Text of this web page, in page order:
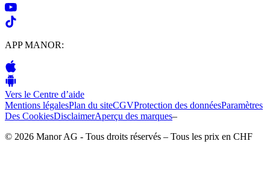
APP MANOR:
Vers le Centre d’aide
Mentions légalesPlan du siteCGVProtection des donnéesParamètres
Des CookiesDisclaimerAperçu des marques–
© 2026 Manor AG - Tous droits réservés – Tous les prix en CHF